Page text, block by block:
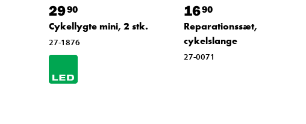
2990
Cykellygte mini, 2 stk.
27-1876
1690
Reparationssæt,
cykelslange
27-0071